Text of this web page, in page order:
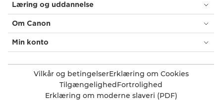
Læring og uddannelse
Om Canon
Min konto
Vilkår og betingelserErklæring om Cookies
TilgængelighedFortrolighed
Erklæring om moderne slaveri (PDF)